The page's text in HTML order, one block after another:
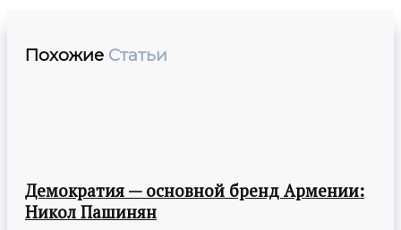
Похожие Статьи
Демократия — основной бренд Армении:
Никол Пашинян